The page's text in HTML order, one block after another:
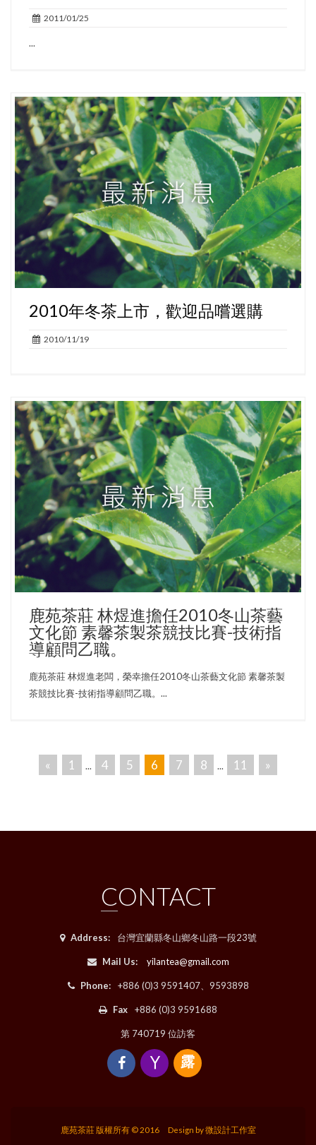
2011/01/25
...
2010年冬茶上市，歡迎品嚐選購
2010/11/19
鹿苑茶莊 林煜進擔任2010冬山茶藝
文化節 素馨茶製茶競技比賽-技術指
導顧問乙職。
鹿苑茶莊 林煜進老闆，榮幸擔任2010冬山茶藝文化節 素馨茶製
茶競技比賽-技術指導顧問乙職。...
« 1 ... 4 5 6 7 8 ... 11 »
CONTACT
Address: 台灣宜蘭縣冬山鄉冬山路一段23號
Mail Us: yilantea@gmail.com
Phone: +886 (0)3 9591407、9593898
Fax +886 (0)3 9591688
第 740719 位訪客
露
鹿苑茶莊版權所有 © 2016 Design by微設計工作室